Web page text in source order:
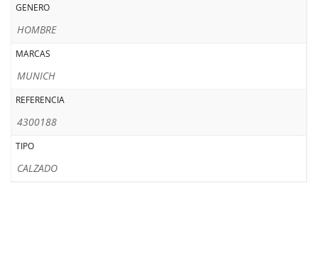
GENERO
HOMBRE
MARCAS
MUNICH
REFERENCIA
4300188
TIPO
CALZADO